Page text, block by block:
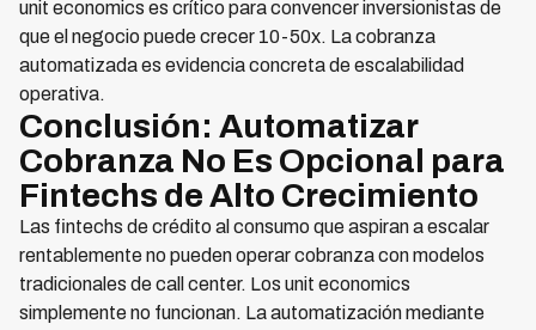
unit economics es crítico para convencer inversionistas de
que el negocio puede crecer 10-50x. La cobranza
automatizada es evidencia concreta de escalabilidad
operativa.
Conclusión: Automatizar
Cobranza No Es Opcional para
Fintechs de Alto Crecimiento
Las fintechs de crédito al consumo que aspiran a escalar
rentablemente no pueden operar cobranza con modelos
tradicionales de call center. Los unit economics
simplemente no funcionan. La automatización mediante